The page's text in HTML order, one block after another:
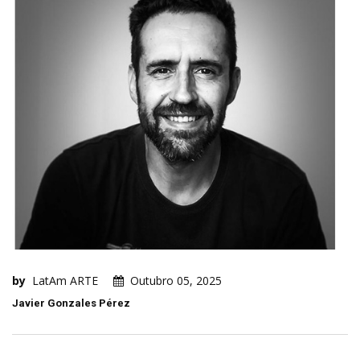
by LatAm ARTE Outubro 05, 2025
Javier Gonzales Pérez